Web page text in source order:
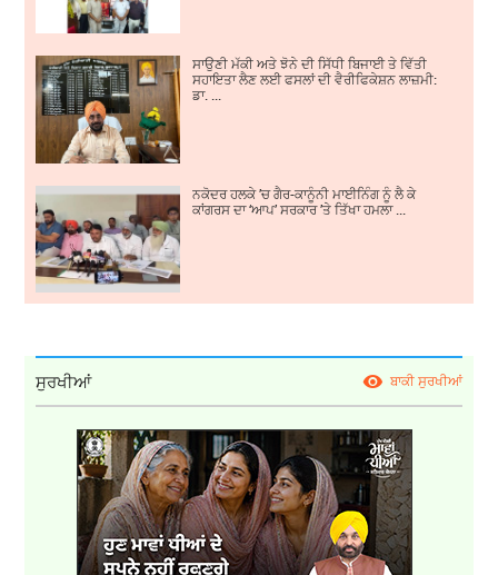
ਸਾਉਣੀ ਮੱਕੀ ਅਤੇ ਝੋਨੇ ਦੀ ਸਿੱਧੀ ਬਿਜਾਈ ਤੇ ਵਿੱਤੀ
ਸਹਾਇਤਾ ਲੈਣ ਲਈ ਫਸਲਾਂ ਦੀ ਵੈਰੀਫਿਕੇਸ਼ਨ ਲਾਜ਼ਮੀ:
ਡਾ. ...
ਨਕੋਦਰ ਹਲਕੇ ’ਚ ਗੈਰ-ਕਾਨੂੰਨੀ ਮਾਈਨਿੰਗ ਨੂੰ ਲੈ ਕੇ
ਕਾਂਗਰਸ ਦਾ ‘ਆਪ’ ਸਰਕਾਰ ’ਤੇ ਤਿੱਖਾ ਹਮਲਾ ...
ਸੁਰਖੀਆਂ ਬਾਕੀ ਸੁਰਖੀਆਂ